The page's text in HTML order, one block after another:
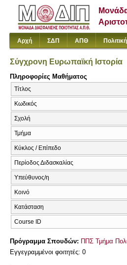
Αρχή ΣΔΠ ΑΠΘ
Σύγχρονη Ευρωπαϊκή Ιστορία
Πληροφορίες Μαθήματος
Τίτλος
Κωδικός
Σχολή
Τμήμα
Κύκλος / Επίπεδο
Περίοδος Διδασκαλίας
Υπεύθυνος/η
Κοινό
Κατάσταση
Course ID
Πρόγραμμα Σπουδών: ΠΠΣ Τμήμα
Εγγεγραμμένοι φοιτητές: 0